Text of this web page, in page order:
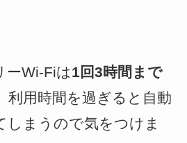
ーWi-Fiは1回3時間まで
利用時間を過ぎると自動
しまうので気をつけま